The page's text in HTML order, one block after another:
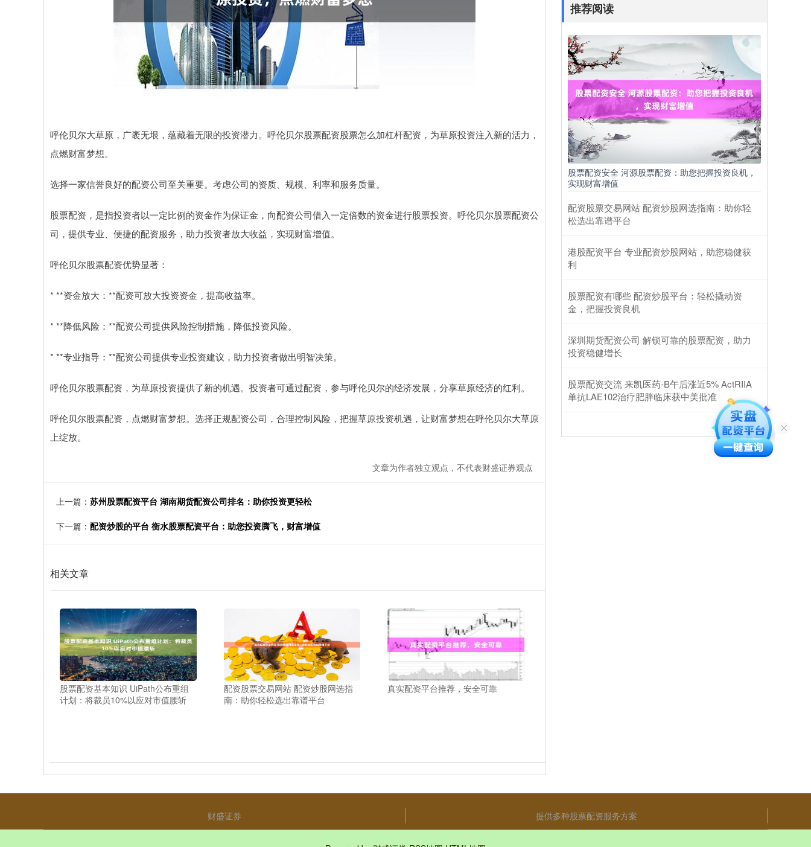
呼伦贝尔大草原，广袤无垠，蕴藏着无限的投资潜力。呼伦贝尔股票配资股票怎么加杠杆配资，为草原投资注入新的活力，
点燃财富梦想。
选择一家信誉良好的配资公司至关重要。考虑公司的资质、规模、利率和服务质量。
股票配资，是指投资者以一定比例的资金作为保证金，向配资公司借入一定倍数的资金进行股票投资。呼伦贝尔股票配资公
司，提供专业、便捷的配资服务，助力投资者放大收益，实现财富增值。
呼伦贝尔股票配资优势显著：
* **资金放大：**配资可放大投资资金，提高收益率。
* **降低风险：**配资公司提供风险控制措施，降低投资风险。
* **专业指导：**配资公司提供专业投资建议，助力投资者做出明智决策。
呼伦贝尔股票配资，为草原投资提供了新的机遇。投资者可通过配资，参与呼伦贝尔的经济发展，分享草原经济的红利。
呼伦贝尔股票配资，点燃财富梦想。选择正规配资公司，合理控制风险，把握草原投资机遇，让财富梦想在呼伦贝尔大草原
上绽放。
文章为作者独立观点，不代表财盛证券观点
上一篇： 苏州股票配资平台 湖南期货配资公司排名：助你投资更轻松
下一篇： 配资炒股的平台 衡水股票配资平台：助您投资腾飞，财富增值
相关文章
股票配资基本知识 UiPath公布重组
计划：将裁员10%以应对市值腰斩
配资股票交易网站 配资炒股网选指
南：助你轻松选出靠谱平台
真实配资平台推荐，安全可靠
推荐阅读
股票配资安全 河源股票配资：助您把握投资良机，
实现财富增值
配资股票交易网站 配资炒股网选指南：助你轻
松选出靠谱平台
港股配资平台 专业配资炒股网站，助您稳健获
利
股票配资有哪些 配资炒股平台：轻松撬动资
金，把握投资良机
深圳期货配资公司 解锁可靠的股票配资，助力
投资稳健增长
股票配资交流 来凯医药-B午后涨近5% ActRIIA
单抗LAE102治疗肥胖临床获中美批准
财盛证券 提供多种股票配资服务方案